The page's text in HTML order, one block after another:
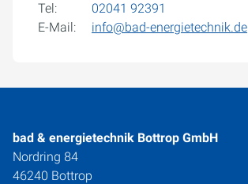
Tel:
02041 92391
E-Mail:
info@bad-energietechnik.de
bad & energietechnik Bottrop GmbH
Nordring 84
46240 Bottrop